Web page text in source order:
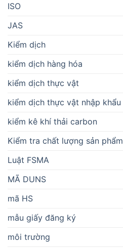
ISO
JAS
Kiểm dịch
kiểm dịch hàng hóa
kiểm dịch thực vật
kiểm dịch thực vật nhập khẩu
kiểm kê khí thải carbon
Kiểm tra chất lượng sản phẩm
Luật FSMA
MÃ DUNS
mã HS
mẫu giấy đăng ký
môi trường